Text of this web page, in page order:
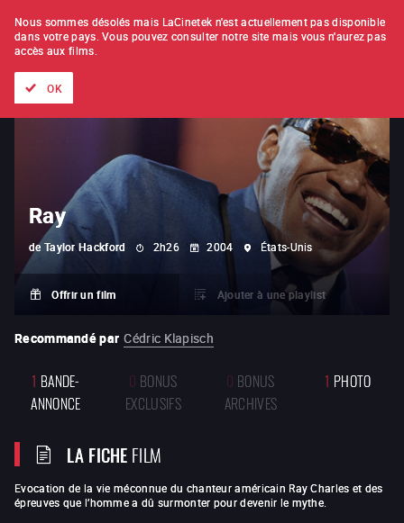
À L'UNITÉ ABONNEMENT
Ray
de Taylor Hackford 2h26 2004 États-Unis
Offrir un film Ajouter à une playlist
Recommandé par Cédric Klapisch
1 BANDE-
ANNONCE
0 BONUS
EXCLUSIFS
0 BONUS
ARCHIVES
1 PHOTO
LA FICHEFILM
Evocation de la vie méconnue du chanteur américain Ray Charles et des
épreuves que l’homme a dû surmonter pour devenir le mythe.
Nous sommes désolés mais LaCinetek n'est actuellement pas disponible
dans votre pays. Vous pouvez consulter notre site mais vous n'aurez pas
accès aux films.
OK